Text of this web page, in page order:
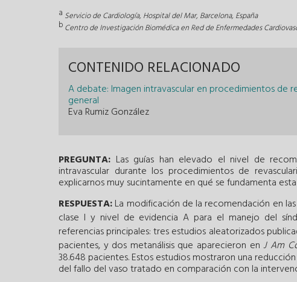
a Servicio de Cardiología, Hospital del Mar, Barcelona, España
bCentro de Investigación Biomédica en Red de Enfermedades
CONTENIDO RELACIONADO
A debate: Imagen intravascular en procedimientos de
general
Eva Rumiz González
PREGUNTA: Las guías han elevado el nivel de
intravascular durante los procedimientos de
explicarnos muy sucintamente en qué se fundamenta
RESPUESTA:La modificación de la recomendación en
clase I y nivel de evidencia A para el manejo del
referencias principales: tres estudios aleatorizados
pacientes, y dos metanálisis que aparecieron enJ Am
38.648 pacientes. Estos estudios mostraron una
del fallo del vaso tratado en comparación con la